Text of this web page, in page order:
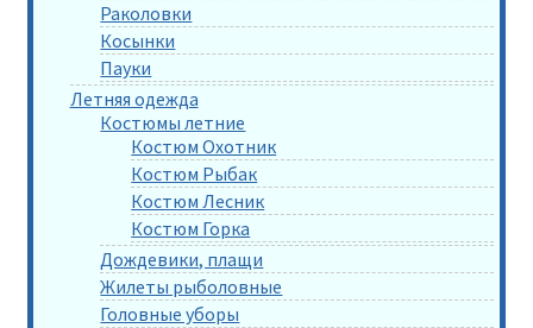
Раколовки
Косынки
Пауки
Летняя одежда
Костюмы летние
Костюм Охотник
Костюм Рыбак
Костюм Лесник
Костюм Горка
Дождевики, плащи
Жилеты рыболовные
Головные уборы